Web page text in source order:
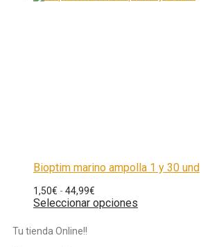
Bioptim marino ampolla 1 y 30 und
1,50€ - 44,99€
Seleccionar opciones
Tu tienda Online!!